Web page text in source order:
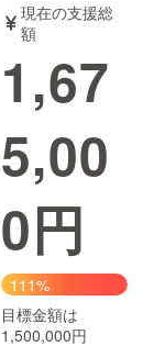
書籍・雑誌
チャレンジ
Creation
ミュニティ
現在の支援総
額
1,67
5,00
0円
111%
目標金額は
1,500,000円